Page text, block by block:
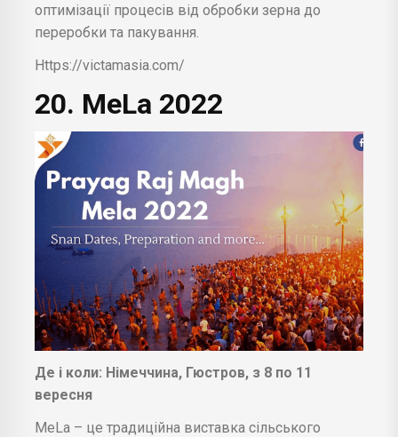
оптимізації процесів від обробки зерна до
переробки та пакування.
Https://victamasia.com/
20. MeLa 2022
Де і коли: Німеччина, Гюстров, з 8 по 11
вересня
MeLa – це традиційна виставка сільського